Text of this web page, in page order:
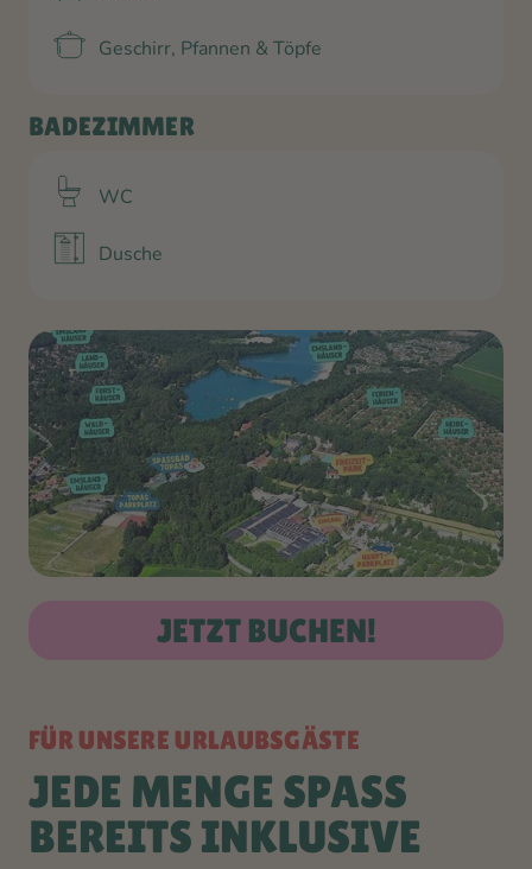
Geschirr, Pfannen & Töpfe
BADEZIMMER
WC
Dusche
JETZT BUCHEN!
FÜR UNSERE URLAUBSGÄSTE
JEDE MENGE SPASS
BEREITS INKLUSIVE